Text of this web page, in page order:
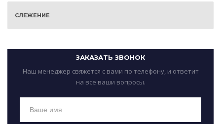
СЛЕЖЕНИЕ
ЗАКАЗАТЬ ЗВОНОК
Наш менеджер свяжется с вами по телефону, и ответит
на все ваши вопросы.